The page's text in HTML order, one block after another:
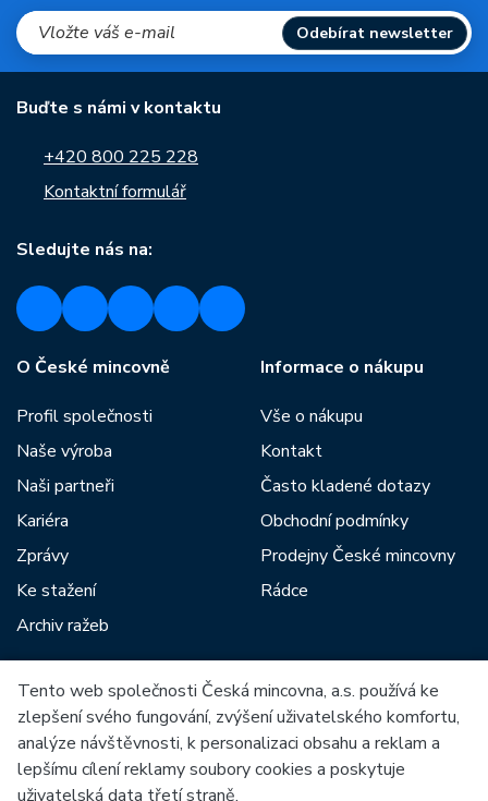
Odebírat newsletter
Buďte s námi v kontaktu
+420 800 225 228
Kontaktní formulář
Sledujte nás na:
O České mincovně
Profil společnosti
Naše výroba
Naši partneři
Kariéra
Zprávy
Ke stažení
Archiv ražeb
Informace o nákupu
Vše o nákupu
Kontakt
Často kladené dotazy
Obchodní podmínky
Prodejny České mincovny
Rádce
Mezi naše partnery patří:
Tento web společnosti Česká mincovna, a.s. používá ke
zlepšení svého fungování, zvýšení uživatelského komfortu,
analýze návštěvnosti, k personalizaci obsahu a reklam a
lepšímu cílení reklamy soubory cookies a poskytuje
uživatelská data třetí straně.